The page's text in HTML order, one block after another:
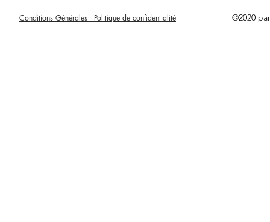
Conditions Générales - Politique de confidentialité ©2020